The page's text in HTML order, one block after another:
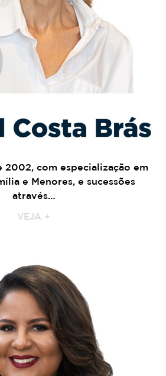
2002, com especialização em
e Menores, e sucessões
através…
VEJA +